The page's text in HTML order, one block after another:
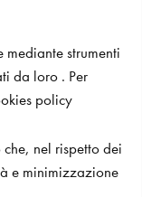
strumenti
da loro . Per
policy
che, nel rispetto dei
e minimizzazione